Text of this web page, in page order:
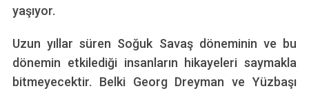
yaşıyor.
Uzun yıllar süren Soğuk Savaş döneminin ve bu
dönemin etkilediği insanların hikayeleri saymakla
bitmeyecektir. Belki Georg Dreyman ve Yüzbaşı